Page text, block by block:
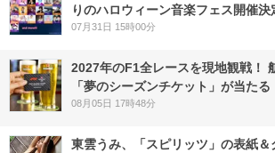
りのハロウィーン音楽フェス開催決
07月31日 15時00分
2027年のF1全レースを現地観戦！
「夢のシーズンチケット」が当たる
08月05日 17時48分
東雲うみ、「スピリッツ」の表紙